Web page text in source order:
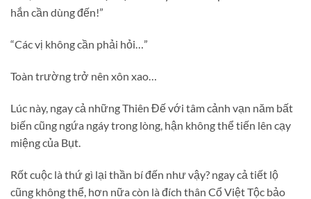
hắn cần dùng đến!”
“Các vị không cần phải hỏi…”
Toàn trường trở nên xôn xao…
Lúc này, ngay cả những Thiên Đế với tâm cảnh vạn năm bất
biến cũng ngứa ngáy trong lòng, hận không thể tiến lên cạy
miệng của Bụt.
Rốt cuộc là thứ gì lại thần bí đến như vậy? ngay cả tiết lộ
cũng không thể, hơn nữa còn là đích thân Cổ Việt Tộc bảo